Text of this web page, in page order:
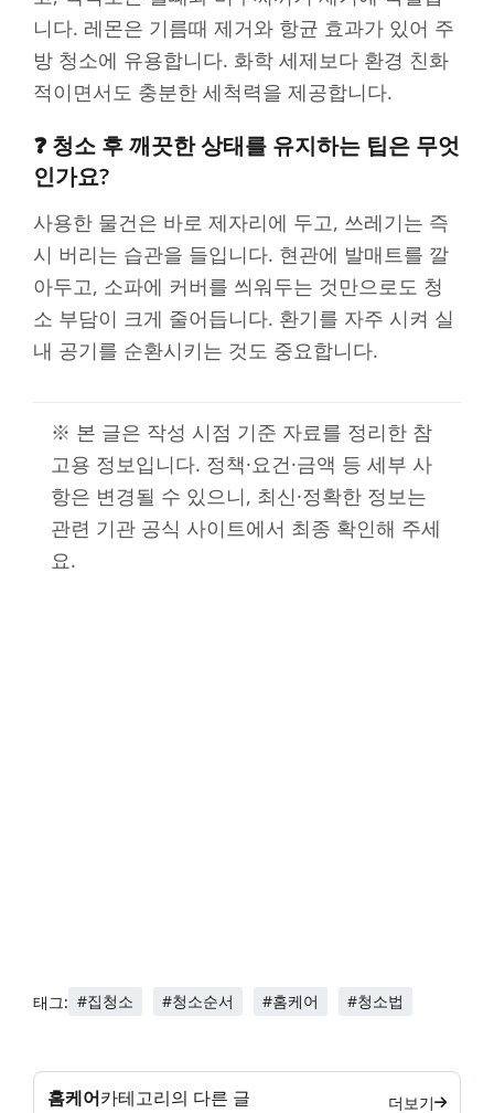
니다. 레몬은 기름때 제거와 항균 효과가 있어 주
방 청소에 유용합니다. 화학 세제보다 환경 친화
적이면서도 충분한 세척력을 제공합니다.
❓ 청소 후 깨끗한 상태를 유지하는 팁은 무엇
인가요?
사용한 물건은 바로 제자리에 두고, 쓰레기는 즉
시 버리는 습관을 들입니다. 현관에 발매트를 깔
아두고, 소파에 커버를 씌워두는 것만으로도 청
소 부담이 크게 줄어듭니다. 환기를 자주 시켜 실
내 공기를 순환시키는 것도 중요합니다.
※ 본 글은 작성 시점 기준 자료를 정리한 참
고용 정보입니다. 정책·요건·금액 등 세부 사
항은 변경될 수 있으니, 최신·정확한 정보는
관련 기관 공식 사이트에서 최종 확인해 주세
요.
태그: #집청소 #청소순서 #홈케어 #청소법
홈케어카테고리의 다른 글 더보기